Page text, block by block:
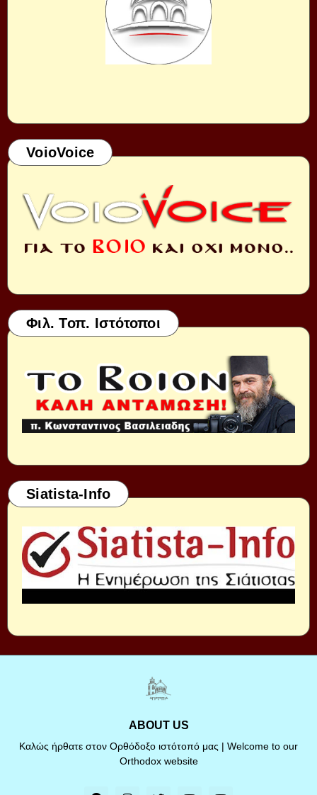
VoioVoice
Φιλ. Τοπ. Ιστότοποι
Siatista-Info
ABOUT US
Καλώς ήρθατε στον Ορθόδοξο ιστότοπό μας | Welcome to our
Orthodox website